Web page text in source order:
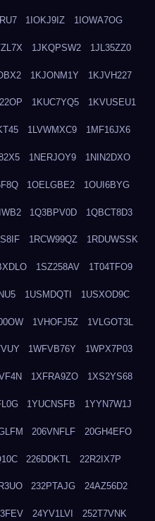
1IOKJ9IZ 1IOWA7OG
1JKQPSW2 1JL35ZZ0
1KJONM1Y 1KJVH227
1KUC7YQ5 1KVUSEU1
1LVWMXC9 1MF16JX6
1NERJOY9 1NIN2DXO
1OELGBE2 1OUI6BYG
1Q3BPV0D 1QBCT8D3
1RCW99QZ 1RDUWSSK
1SZ258AV 1T04TFO9
1USMDQTI 1USXOD9C
1VHOFJ5Z 1VLGOT3L
1WFVB76Y 1WPX7P03
1XFRA9ZO 1XS2YS68
1YUCNSFB 1YYN7W1J
206VNFLF 20GH4EFO
226DDKTL 22R2IX7P
232PTAJG 24AZ56D2
24YV1LVI 252T7VNK